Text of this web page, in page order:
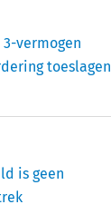
vermogen
toeslagen
is geen